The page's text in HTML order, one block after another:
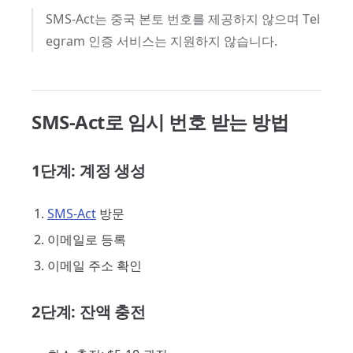
SMS-Act는 중국 본토 번호를 제공하지 않으며 Tel
egram 인증 서비스는 지원하지 않습니다.
SMS-Act로 임시 번호 받는 방법
1단계: 계정 생성
SMS-Act 방문
이메일로 등록
이메일 주소 확인
2단계: 잔액 충전